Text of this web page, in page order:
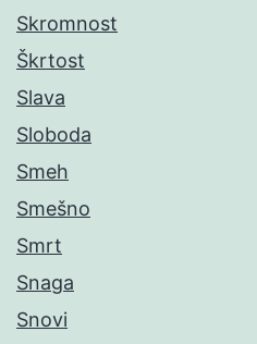
Skromnost
Škrtost
Slava
Sloboda
Smeh
Smešno
Smrt
Snaga
Snovi